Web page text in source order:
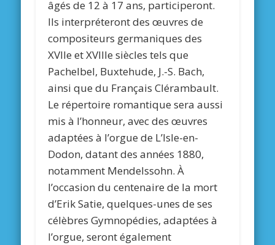
âgés de 12 à 17 ans, participeront.
Ils interpréteront des œuvres de
compositeurs germaniques des
XVIIe et XVIIIe siècles tels que
Pachelbel, Buxtehude, J.-S. Bach,
ainsi que du Français Clérambault.
Le répertoire romantique sera aussi
mis à l’honneur, avec des œuvres
adaptées à l’orgue de L’Isle-en-
Dodon, datant des années 1880,
notamment Mendelssohn. À
l’occasion du centenaire de la mort
d’Erik Satie, quelques-unes de ses
célèbres Gymnopédies, adaptées à
l’orgue, seront également